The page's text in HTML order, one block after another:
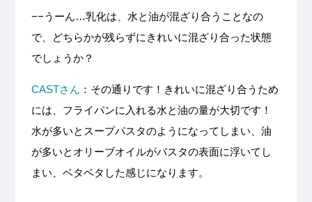
−−うーん…乳化は、水と油が混ざり合うことなの
で、どちらかが残らずにきれいに混ざり合った状態
でしょうか？
CASTさん ：その通りです！きれいに混ざり合うため
には、フライパンに入れる水と油の量が大切です！
水が多いとスープパスタのようになってしまい、油
が多いとオリーブオイルがパスタの表面に浮いてし
まい、ベタベタした感じになります。